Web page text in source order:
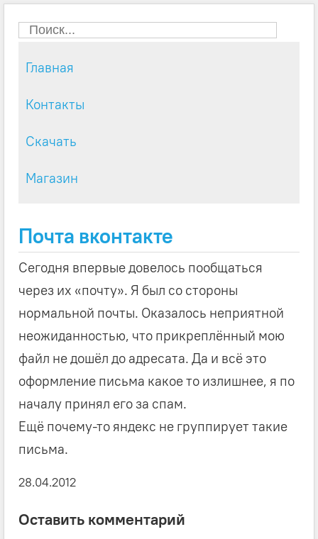
Главная
Контакты
Скачать
Магазин
Почта вконтакте
Сегодня впервые довелось пообщаться
через их «почту». Я был со стороны
нормальной почты. Оказалось неприятной
неожиданностью, что прикреплённый мою
файл не дошёл до адресата. Да и всё это
оформление письма какое то излишнее, я по
началу принял его за спам.
Ещё почему-то яндекс не группирует такие
письма.
28.04.2012
Оставить комментарий